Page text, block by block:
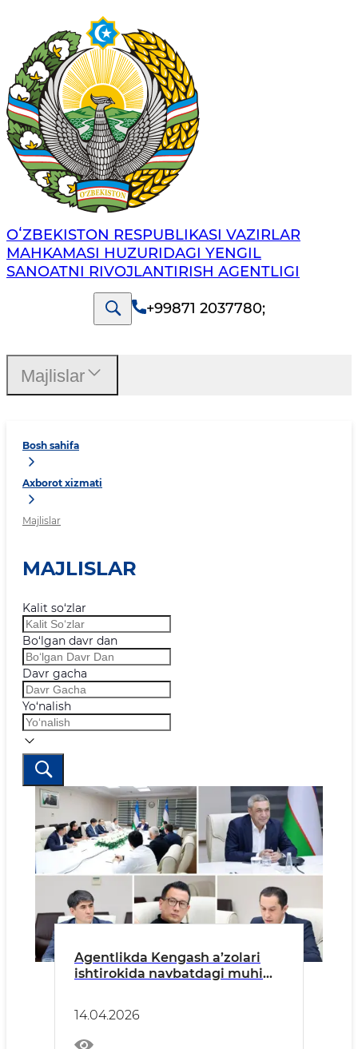
OʻZBEKISTON RESPUBLIKASI VAZIRLAR
MAHKAMASI HUZURIDAGI YENGIL
SANOATNI RIVOJLANTIRISH AGENTLIGI
+99871 2037780;
Bosh sahifa
Axborot xizmati
Majlislar
MAJLISLAR
Kalit so‘zlar
Bo‘lgan davr dan
Davr gacha
Yo‘nalish
Agentlikda Kengash a’zolari
ishtirokida navbatdagi muhim
14.04.2026
Majlislar